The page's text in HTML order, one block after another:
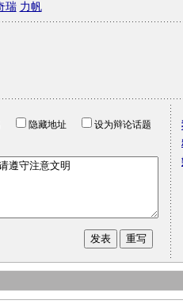
瑞 力帆
隐藏地址
设为辩论话题